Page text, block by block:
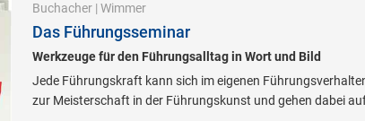
Buchacher| Wimmer
Das Führungsseminar
Werkzeuge für den Führungsalltag in Wort und Bild
Jede Führungskraft kann sich im eigenen
zur Meisterschaft in der Führungskunst und gehen dabei